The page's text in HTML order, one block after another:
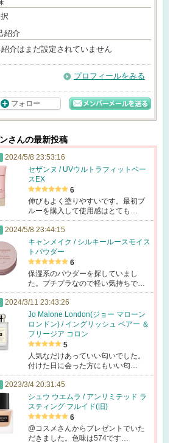
紹介
紹介はまだ設定されていません
プロフィールをみる
フォロー
さんの最新投稿
2024/5/8 23:53:16
セザンヌ / UVウルトラフィットベー
スEX
6
伸びもよく塗りやすいです。最初ブ
ルーを購入して使用感はとても…
2024/5/8 23:44:15
キャンメイク / シルキールースモイス
トパウダー
6
保湿系のパウダーを探していまし
た。プチプラなので軽い気持ちで…
2024/3/11 23:43:26
Jo Malone London(ジョー マローン
ロンドン) / イングリッシュ ペアー ＆
フリージア コロン
5
人気なだけあっていい匂いでした。
付けた日に会った方にもいい匂…
2023/3/4 20:31:45
シュウ ウエムラ / アンリミテッド ラ
スティング フルイド(旧)
6
@コスメさんからプレゼントでいた
だきました。色味は574です…